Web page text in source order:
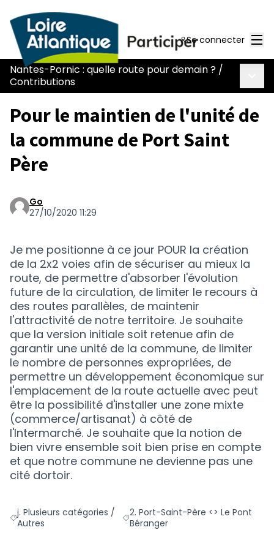
Se connecter
Nantes-Pornic : quelle route pour demain ? /
Contributions
Pour le maintien de l'unité de
la commune de Port Saint
Père
Go
27/10/2020 11:29
Je me positionne à ce jour POUR la création
de la 2x2 voies afin de sécuriser au mieux la
route, de permettre d'absorber l'évolution
future de la circulation, de limiter le recours à
des routes parallèles, de maintenir
l'attractivité de notre territoire. Je souhaite
que la version initiale soit retenue afin de
garantir une unité de la commune, de limiter
le nombre de personnes expropriées, de
permettre un développement économique sur
l'emplacement de la route actuelle avec peut
être la possibilité d'installer une zone mixte
(commerce/artisanat) à côté de
l'Intermarché. Je souhaite que la notion de
bien vivre ensemble soit bien prise en compte
et que notre commune ne devienne pas une
cité dortoir.
Filtrer les résultats de la catégorie : j. Plusieurs catégories /
j. Plusieurs catégories /
Autres
Filtrer les résultats pour le secteur
2. Port-Saint-Père <> Le Pont
Béranger